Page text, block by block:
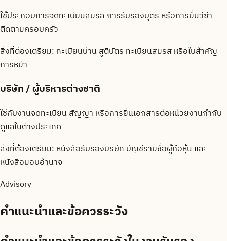
ใช้ประกอบการจดทะเบียนสมรส การรับรองบุตร หรือการยื่นวีซ่า
ติดตามครอบครัว
สิ่งที่ต้องเตรียม: ทะเบียนบ้าน สูติบัตร ทะเบียนสมรส หรือใบสำคัญ
การหย่า
บริษัท / ผู้บริหารต่างชาติ
ใช้กับงานจดทะเบียน สัญญา หรือการยื่นเอกสารต่อหน่วยงานกำกับ
ดูแลในต่างประเทศ
สิ่งที่ต้องเตรียม: หนังสือรับรองบริษัท บัญชีรายชื่อผู้ถือหุ้น และ
หนังสือมอบอำนาจ
Advisory
คำแนะนำและข้อควรระวัง